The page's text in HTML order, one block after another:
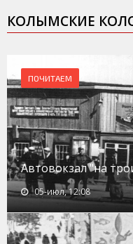
КОЛЫМСКИЕ
ПОЧИТАЕМ
Автовокзал "на
05-июл, 12:08